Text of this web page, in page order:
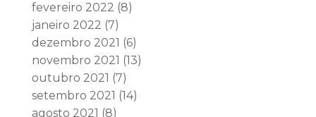
fevereiro 2022 (8)
janeiro 2022 (7)
dezembro 2021 (6)
novembro 2021 (13)
outubro 2021 (7)
setembro 2021 (14)
agosto 2021 (8)